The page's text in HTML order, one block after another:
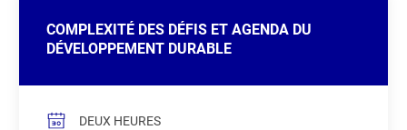
COMPLEXITÉ DES DÉFIS ET AGENDA DU
DÉVELOPPEMENT DURABLE
DEUX HEURES